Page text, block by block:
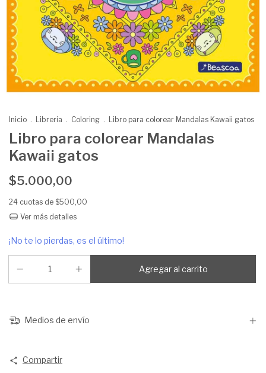
Inicio . Libreria . Coloring . Libro para colorear Mandalas Kawaii gatos
Libro para colorear Mandalas
Kawaii gatos
$5.000,00
24 cuotas de $500,00
Ver más detalles
¡No te lo pierdas, es el último!
Medios de envío
Compartir